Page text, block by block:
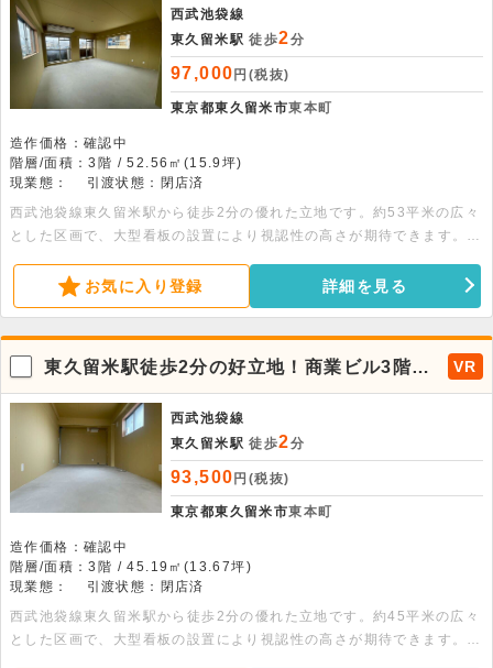
西武池袋線
東久留米駅 徒歩2分
97,000 円(税抜)
東京都東久留米市東本町
造作価格：確認中
階層/面積：3階 / 52.56㎡(15.9坪)
現業態：
引渡状態：閉店済
西武池袋線東久留米駅から徒歩2分の優れた立地です。約53平米の広々
とした区画で、大型看板の設置により視認性の高さが期待できます。重
お気に入り登録 詳細を見る
東久留米駅徒歩2分の好立地！商業ビル3階店
舗
VR
西武池袋線
東久留米駅 徒歩2分
93,500 円(税抜)
東京都東久留米市東本町
造作価格：確認中
階層/面積：3階 / 45.19㎡(13.67坪)
現業態：
引渡状態：閉店済
西武池袋線東久留米駅から徒歩2分の優れた立地です。約45平米の広々
とした区画で、大型看板の設置により視認性の高さが期待できます。重